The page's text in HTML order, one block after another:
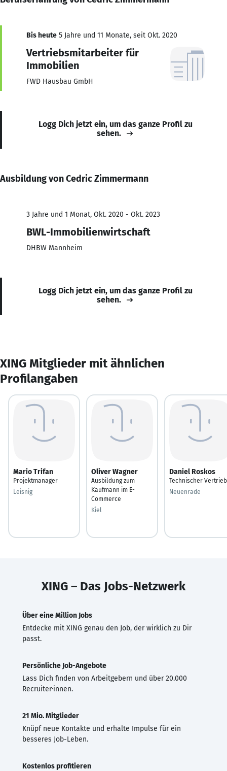
Bis heute 5 Jahre und 11 Monate, seit Okt. 2020
Vertriebsmitarbeiter für
Immobilien
FWD Hausbau GmbH
Logg Dich jetzt ein, um das ganze Profil zu
sehen.
Ausbildung von Cedric Zimmermann
3 Jahre und 1 Monat, Okt. 2020 - Okt. 2023
BWL-Immobilienwirtschaft
DHBW Mannheim
Logg Dich jetzt ein, um das ganze Profil zu
sehen.
XING Mitglieder mit ähnlichen
Profilangaben
Mario Trifan
Projektmanager
Leisnig
Oliver Wagner
Ausbildung zum
Kaufmann im E-
Commerce
Kiel
Daniel Roskos
Technischer Vertrieb
Neuenrade
XING – Das Jobs-Netzwerk
Über eine Million Jobs
Entdecke mit XING genau den Job, der wirklich zu Dir
passt.
Persönliche Job-Angebote
Lass Dich finden von Arbeitgebern und über 20.000
Recruiter·innen.
21 Mio. Mitglieder
Knüpf neue Kontakte und erhalte Impulse für ein
besseres Job-Leben.
Kostenlos profitieren